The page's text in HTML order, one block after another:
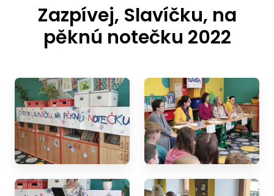
Zazpívej, Slavíčku, na
pěknú notečku 2022